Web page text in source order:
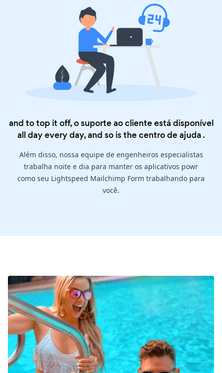
and to top it off, o suporte ao cliente está disponível
all day every day, and so is thecentro de ajuda .
Além disso, nossa equipe de engenheiros especialistas
trabalha noite e dia para manter os aplicativos powr
como seu Lightspeed Mailchimp Form trabalhando para
você.